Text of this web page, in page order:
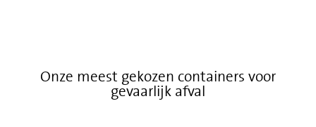
Onze meest gekozen containers voor
gevaarlijk afval